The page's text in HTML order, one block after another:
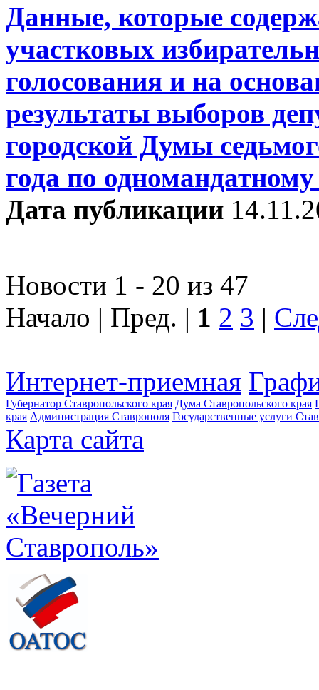
Данные, которые
участковых
голосования и на
результаты выборов
городской Думы
года по
Дата публикации
Новости 1 - 20 из 47
Начало | Пред. | 1 2 3 |
Интернет-приемная
Губернатор Ставропольского края Дума Ставропольского края
края Администрация Ставрополя Государственные услуги
Карта сайта